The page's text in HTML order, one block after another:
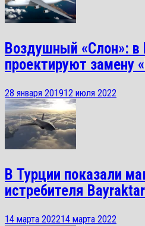
Воздушный «Слон»: в
проектируют замену
28 января 201912 июля 2022
В Турции показали
истребителя
14 марта 202214 марта 2022